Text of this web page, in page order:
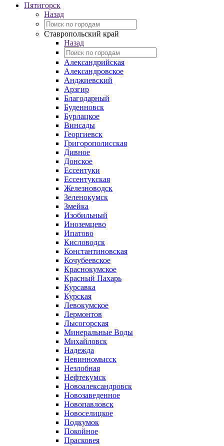
Пятигорск
Назад
Ставропольский край
Назад
Александрийская
Александровское
Анджиевский
Арзгир
Благодарный
Буденновск
Бурлацкое
Винсады
Георгиевск
Григорополисская
Дивное
Донское
Ессентуки
Ессентукская
Железноводск
Зеленокумск
Змейка
Изобильный
Иноземцево
Ипатово
Кисловодск
Константиновская
Кочубеевское
Краснокумское
Красный Пахарь
Курсавка
Курская
Левокумское
Лермонтов
Лысогорская
Минеральные Воды
Михайловск
Надежда
Невинномысск
Незлобная
Нефтекумск
Новоалександровск
Новозаведенное
Новопавловск
Новоселицкое
Подкумок
Покойное
Прасковея